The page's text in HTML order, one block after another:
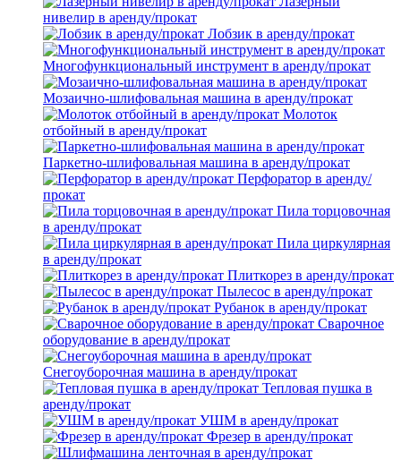
нивелир в аренду/прокат
Лобзик в аренду/прокат
Многофункциональный инструмент в аренду/прокат
Мозаично-шлифовальная машина в аренду/прокат
Молоток
отбойный в аренду/прокат
Паркетно-шлифовальная машина в аренду/прокат
Перфоратор в аренду/
прокат
Пила торцовочная
в аренду/прокат
Пила циркулярная
в аренду/прокат
Плиткорез в аренду/прокат
Пылесос в аренду/прокат
Рубанок в аренду/прокат
Сварочное
оборудование в аренду/прокат
Снегоуборочная машина в аренду/прокат
Тепловая пушка в
аренду/прокат
УШМ в аренду/прокат
Фрезер в аренду/прокат